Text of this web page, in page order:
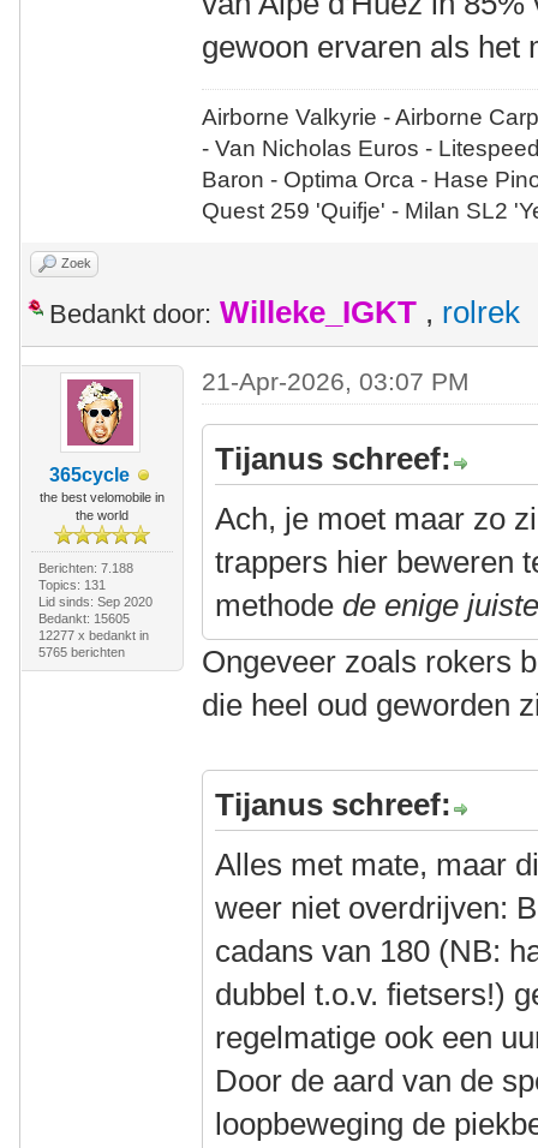
gewoon ervaren als
Airborne Valkyrie - Airborne
- Van Nicholas Euros -
Baron - Optima Orca - Hase
Quest 259 'Quifje' - Milan SL2
Zoek
Bedankt door: Willeke_IGKT , rolrek
365cycle
the best velomobile in
the world
Berichten: 7.188
Topics: 131
Lid sinds: Sep 2020
Bedankt: 15605
12277 x bedankt in
5765 berichten
21-Apr-2026, 03:07 PM
Tijanus schreef:
Ach, je moet maar zo
trappers hier beweren
methode de enige
Ongeveer zoals rokers
die heel oud geworden
Tijanus schreef:
Alles met mate, maar
weer niet overdrijven:
cadans van 180 (NB:
dubbel t.o.v. fietsers!)
regelmatige ook een
Door de aard van de
loopbeweging de